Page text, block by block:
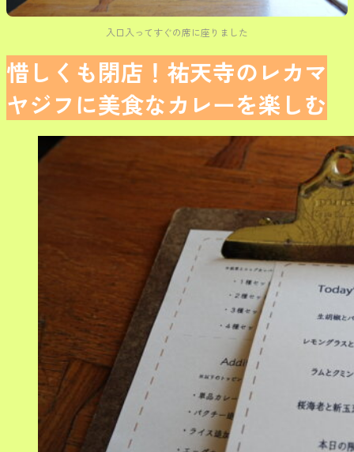
入口入ってすぐの席に座りました
惜しくも閉店！祐天寺のレカマ
ヤジフに美食なカレーを楽しむ